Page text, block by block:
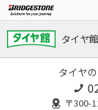
タイヤ
タイヤ
〒300-